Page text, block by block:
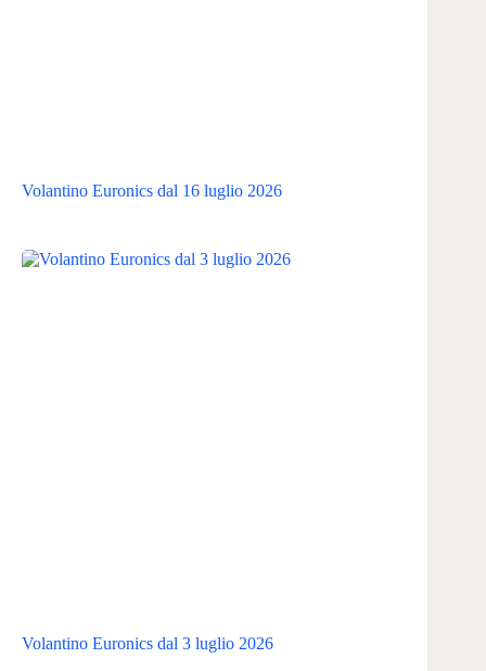
Volantino Euronics dal 16 luglio 2026
Volantino Euronics dal 3 luglio 2026